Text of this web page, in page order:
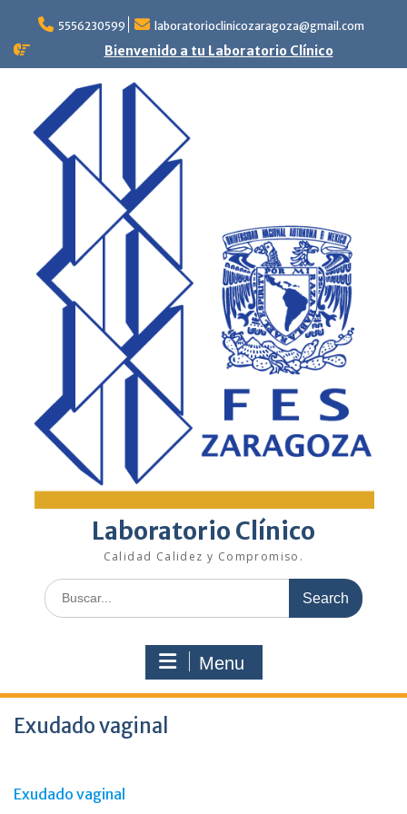
content
5556230599 laboratorioclinicozaragoza@gmail.com
Bienvenido a tu Laboratorio Clínico
Laboratorio Clínico
Calidad Calidez y Compromiso.
Search
for:
Menu
Exudado vaginal
Exudado vaginal